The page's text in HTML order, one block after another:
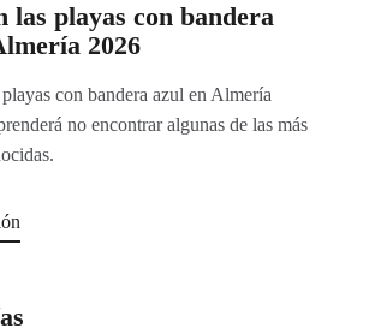
las playas con bandera
2026
con bandera azul en Almería
no encontrar algunas de las más